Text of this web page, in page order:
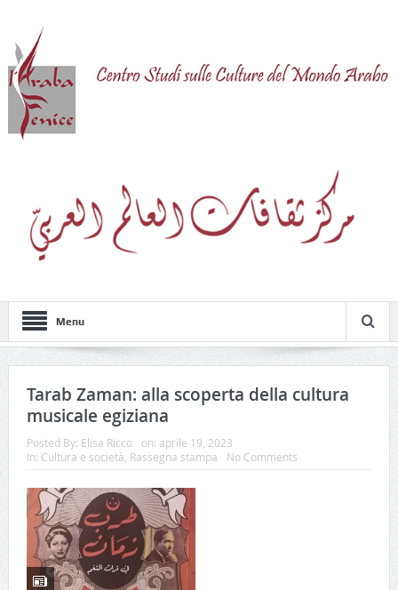
Menu
Tarab Zaman: alla scoperta della cultura
musicale egiziana
Posted By: Elisa Ricco on: aprile 19, 2023
In: Cultura e società, Rassegna stampa No Comments